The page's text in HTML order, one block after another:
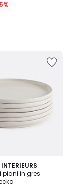
piani in gres